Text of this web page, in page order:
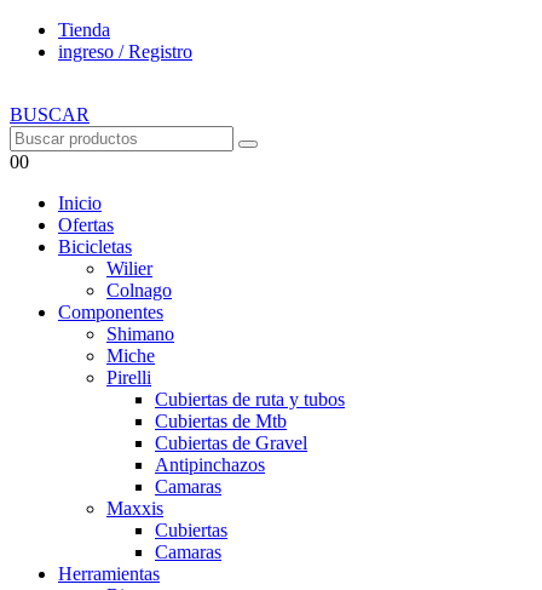
Tienda
ingreso / Registro
BUSCAR
00
Inicio
Ofertas
Bicicletas
Wilier
Colnago
Componentes
Shimano
Miche
Pirelli
Cubiertas de ruta y tubos
Cubiertas de Mtb
Cubiertas de Gravel
Antipinchazos
Camaras
Maxxis
Cubiertas
Camaras
Herramientas